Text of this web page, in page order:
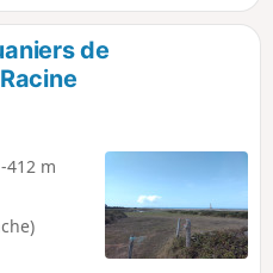
de
-412 m